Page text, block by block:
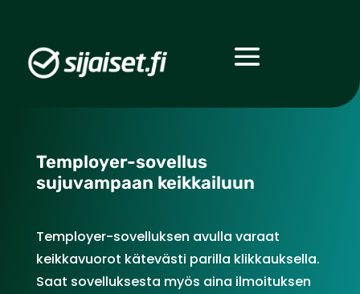
Temployer-sovellus
sujuvampaan keikkailuun
Temployer-sovelluksen avulla varaat
keikkavuorot kätevästi parilla klikkauksella.
Saat sovelluksesta myös aina ilmoituksen